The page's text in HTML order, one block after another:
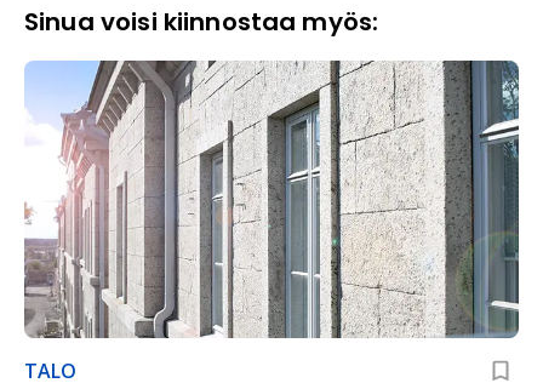
Sinua voisi kiinnostaa myös:
TALO